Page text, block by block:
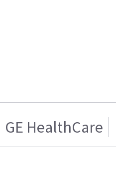
GE HealthCare